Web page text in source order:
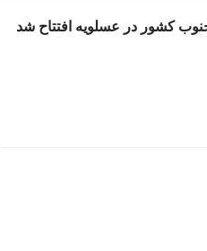
کشور در عسلويه افتتاح شد